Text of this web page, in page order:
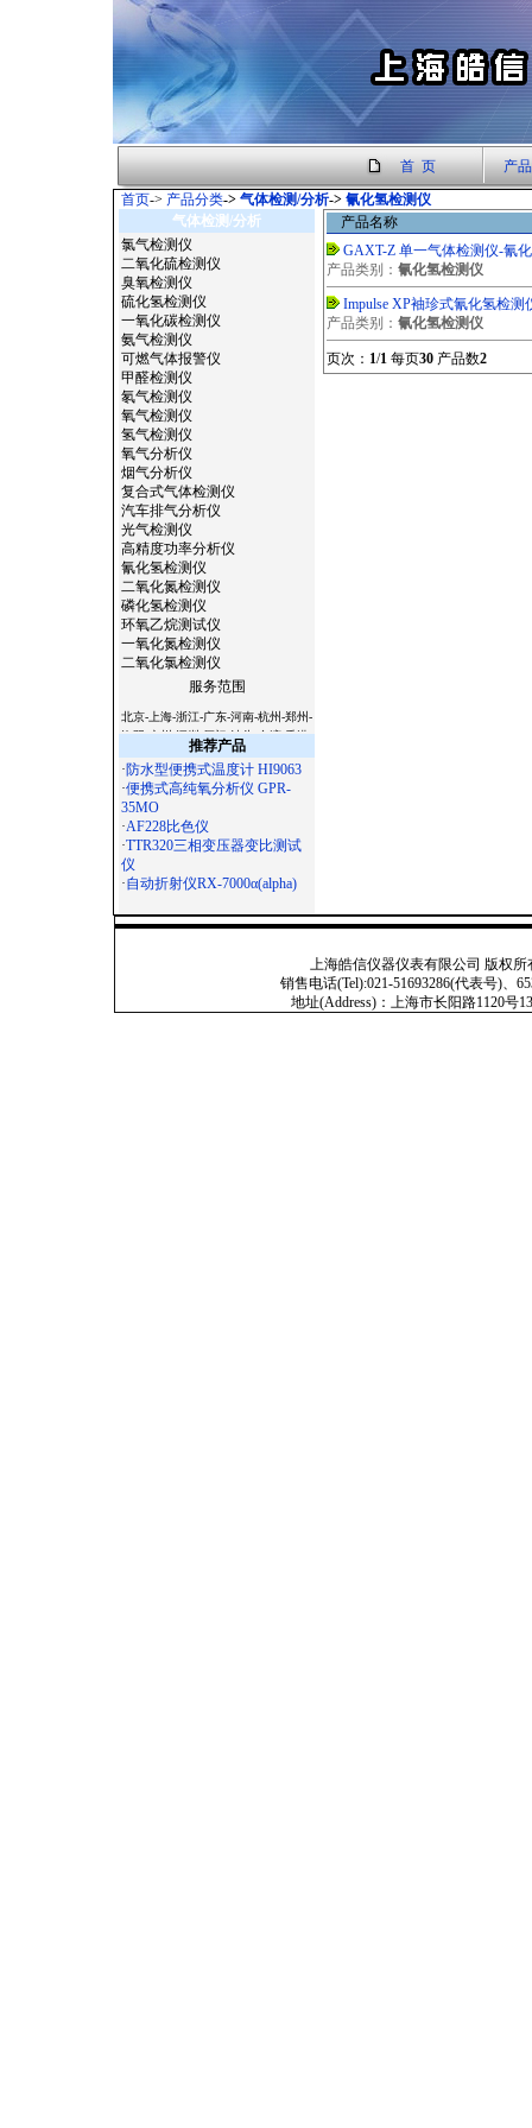
首 页
产
首页-> 产品分类-> 气体检测/分析-> 氰化氢检测仪
气体检测/分析
氯气检测仪
二氧化硫检测仪
臭氧检测仪
硫化氢检测仪
一氧化碳检测仪
氨气检测仪
可燃气体报警仪
甲醛检测仪
氡气检测仪
氧气检测仪
氢气检测仪
氧气分析仪
烟气分析仪
复合式气体检测仪
汽车排气分析仪
光气检测仪
高精度功率分析仪
氰化氢检测仪
二氧化氮检测仪
磷化氢检测仪
环氧乙烷测试仪
一氧化氮检测仪
二氧化氯检测仪
服务范围
北京-上海-浙江-广东-河南-杭州-郑州-
洛阳-广州-深圳-厦门-汕头-台湾-香港-
澳门-天津-西安-宝鸡-杭州-温州-常州-
无锡-苏州-南京-镇江-扬州-南通-合肥-
徐州-常熟-石家庄-太原-呼和浩特-沈
阳-长春-哈尔滨-南京-合肥-福州-南昌-
济南-郑州-武汉-长沙-广州-南宁-海口-
成都-贵阳-昆明-拉萨-西安-兰州-西宁-
银川-乌鲁木齐-杭州-沈阳-长春-哈尔
滨-济南-武汉-广州-南宁-成都 -西安-
连云港-昆山-嘉兴-湖州-秦皇岛-邯郸-
山-辽宁-淄博-九寨沟-宁夏-绵阳-云南-
朝阳-陕西-青海-北海-吉林-苏州-昆山-
推荐产品
·防水型便携式温度计 HI9063
·便携式高纯氧分析仪 GPR-
35MO
·AF228比色仪
·TTR320三相变压器变比测试
仪
·自动折射仪RX-7000α(alpha)
产品名称
GAXT-Z 单一气体检测仪-氰
产品类别： 氰化氢检测仪
Impulse XP袖珍式氰化氢检测
产品类别： 氰化氢检测仪
页次： 1/1 每页30 产品数2
上海皓信仪器仪表有限公司 版权所
销售电话(Tel):021-51693286(代表号)、
地址(Address)：上海市长阳路1120号